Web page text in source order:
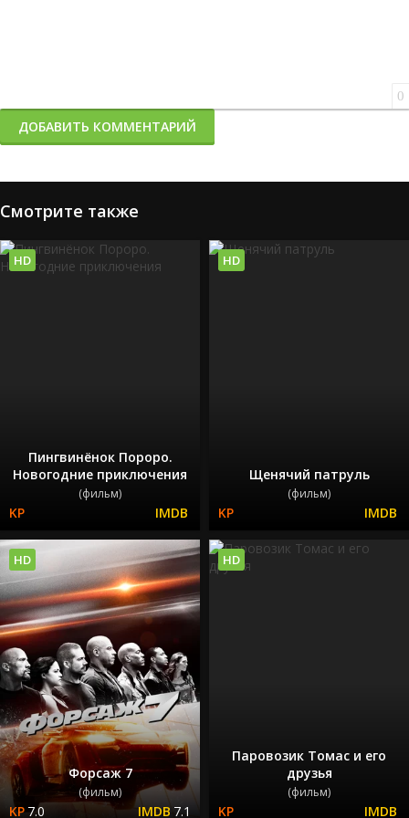
0
ДОБАВИТЬ КОММЕНТАРИЙ
Смотрите также
Пингвинёнок Пороро.
Новогодние приключения
(фильм)
HD
Щенячий патруль
(фильм)
HD
Форсаж 7
(фильм)
7.0 7.1
HD
Паровозик Томас и его
друзья
(фильм)
HD